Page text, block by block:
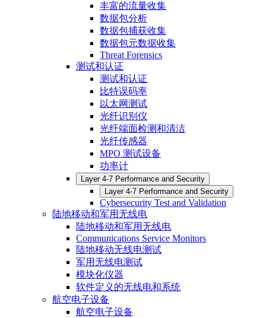
丰富的流量收集
数据包分析
数据包捕获收集
数据包元数据收集
Threat Forensics
测试和认证
测试和认证
比特误码率
以太网测试
光纤识别仪
光纤端面检测和清洁
光纤传感器
MPO 测试设备
功率计
Layer 4-7 Performance and Security
Layer 4-7 Performance and Security
Cybersecurity Test and Validation
陆地移动和军用无线电
陆地移动和军用无线电
Communications Service Monitors
陆地移动无线电测试
军用无线电测试
模块化仪器
软件定义的无线电和系统
航空电子设备
航空电子设备